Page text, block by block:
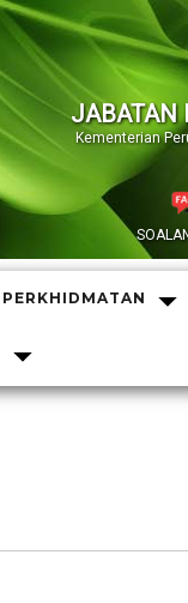
JABATAN
Kementerian
PERKHIDMATAN